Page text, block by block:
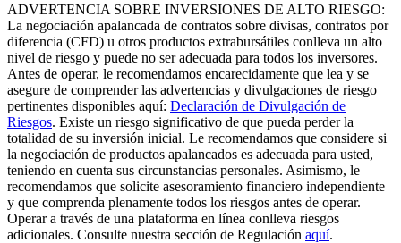
ADVERTENCIA SOBRE INVERSIONES DE ALTO RIESGO:
La negociación apalancada de contratos sobre divisas, contratos por
diferencia (CFD) u otros productos extrabursátiles conlleva un alto
nivel de riesgo y puede no ser adecuada para todos los inversores.
Antes de operar, le recomendamos encarecidamente que lea y se
asegure de comprender las advertencias y divulgaciones de riesgo
pertinentes disponibles aquí: Declaración de Divulgación de
Riesgos. Existe un riesgo significativo de que pueda perder la
totalidad de su inversión inicial. Le recomendamos que considere si
la negociación de productos apalancados es adecuada para usted,
teniendo en cuenta sus circunstancias personales. Asimismo, le
recomendamos que solicite asesoramiento financiero independiente
y que comprenda plenamente todos los riesgos antes de operar.
Operar a través de una plataforma en línea conlleva riesgos
adicionales. Consulte nuestra sección de Regulación aquí.